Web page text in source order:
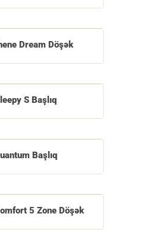
Dream Döşək
S Başlıq
Başlıq
5 Zone Döşək